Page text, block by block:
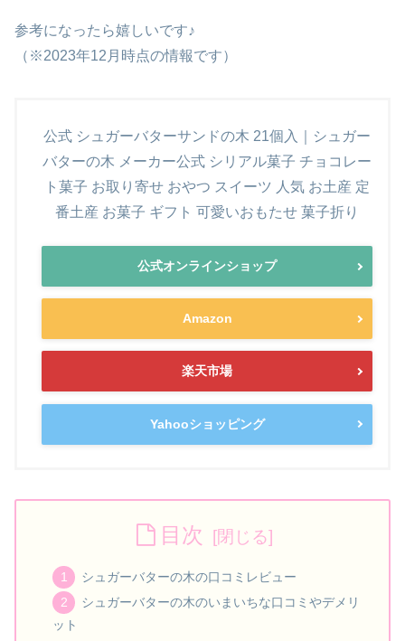
参考になったら嬉しいです♪
（※2023年12月時点の情報です）
公式 シュガーバターサンドの木 21個入｜シュガー
バターの木 メーカー公式 シリアル菓子 チョコレー
ト菓子 お取り寄せ おやつ スイーツ 人気 お土産 定
番土産 お菓子 ギフト 可愛いおもたせ 菓子折り
公式オンラインショップ
Amazon
楽天市場
Yahooショッピング
目次
シュガーバターの木の口コミレビュー
シュガーバターの木のいまいちな口コミやデメリ
ット